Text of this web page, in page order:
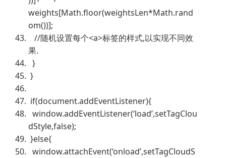
weights[Math.floor(weightsLen*Math.rand
om())];
//随机设置每个<a>标签的样式,以实现不同效
果.
}
}
if(document.addEventListener){
window.addEventListener(‘load’,setTagClou
dStyle,false);
}else{
window.attachEvent(‘onload’,setTagCloudS